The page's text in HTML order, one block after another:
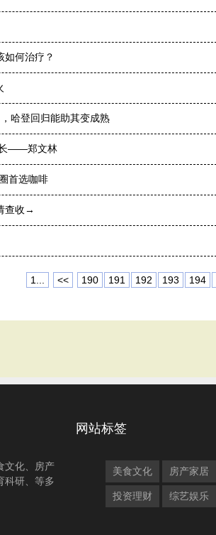
如何治疗？
哈登回归能助其变成熟
长——郑文林
首选咖啡
查收→
1... << 190 191 192 193 194
文化、房产
科研、等多
网站标签
美食文化 房产家居
投资理财 综艺娱乐